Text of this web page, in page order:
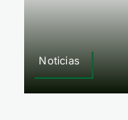
Noticias